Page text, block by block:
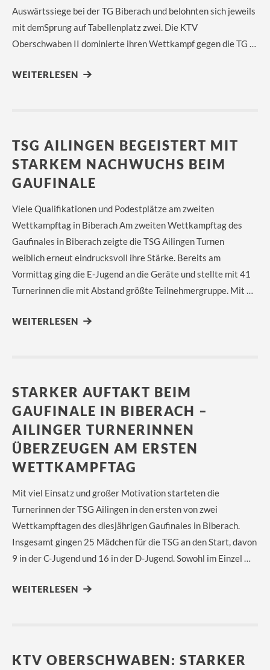
Auswärtssiege bei der TG Biberach und belohnten sich jeweils
mit demSprung auf Tabellenplatz zwei. Die KTV
Oberschwaben II dominierte ihren Wettkampf gegen die TG …
WEITERLESEN
TSG AILINGEN BEGEISTERT MIT
STARKEM NACHWUCHS BEIM
GAUFINALE
Viele Qualifikationen und Podestplätze am zweiten
Wettkampftag in Biberach Am zweiten Wettkampftag des
Gaufinales in Biberach zeigte die TSG Ailingen Turnen
weiblich erneut eindrucksvoll ihre Stärke. Bereits am
Vormittag ging die E-Jugend an die Geräte und stellte mit 41
Turnerinnen die mit Abstand größte Teilnehmergruppe. Mit …
WEITERLESEN
STARKER AUFTAKT BEIM
GAUFINALE IN BIBERACH –
AILINGER TURNERINNEN
ÜBERZEUGEN AM ERSTEN
WETTKAMPFTAG
Mit viel Einsatz und großer Motivation starteten die
Turnerinnen der TSG Ailingen in den ersten von zwei
Wettkampftagen des diesjährigen Gaufinales in Biberach.
Insgesamt gingen 25 Mädchen für die TSG an den Start, davon
9 in der C-Jugend und 16 in der D-Jugend. Sowohl im Einzel …
WEITERLESEN
KTV OBERSCHWABEN: STARKER